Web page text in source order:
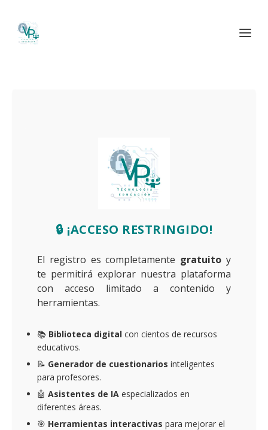
🔒 ¡ACCESO RESTRINGIDO!
El registro es completamente gratuitoy
te permitirá explorar nuestra plataforma
con acceso limitado a contenido y
herramientas.
📚 Biblioteca digital con cientos de recursos
educativos.
📝 Generador de cuestionarios inteligentes
para profesores.
🤖Asistentes de IA especializados en
diferentes áreas.
🎯 Herramientas interactivas para mejorar el